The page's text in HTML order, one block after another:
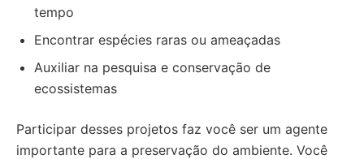
tempo
Encontrar espécies raras ou ameaçadas
Auxiliar na pesquisa e conservação de
ecossistemas
Participar desses projetos faz você ser um agente
importante para a preservação do ambiente. Você